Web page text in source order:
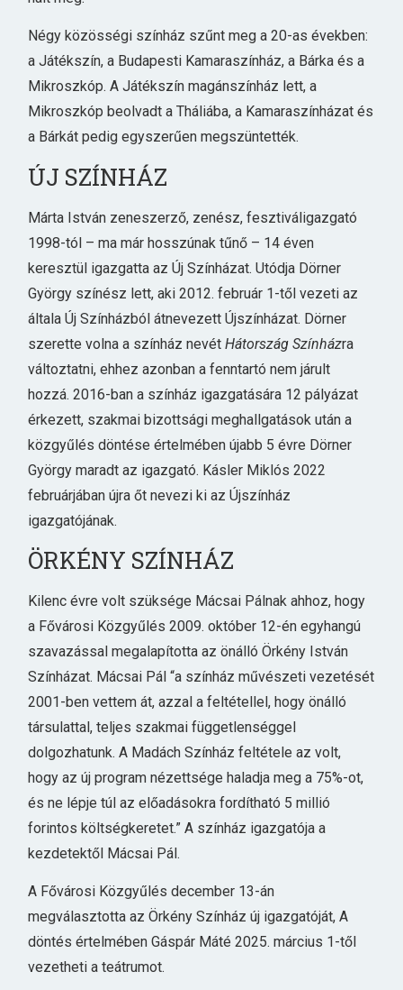
Négy közösségi színház szűnt meg a 20-as években:
a Játékszín, a Budapesti Kamaraszínház, a Bárka és a
Mikroszkóp. A Játékszín magánszínház lett, a
Mikroszkóp beolvadt a Tháliába, a Kamaraszínházat és
a Bárkát pedig egyszerűen megszüntették.
ÚJ SZÍNHÁZ
Márta István zeneszerző, zenész, fesztiváligazgató
1998-tól – ma már hosszúnak tűnő – 14 éven
keresztül igazgatta az Új Színházat. Utódja Dörner
György színész lett, aki 2012. február 1-től vezeti az
általa Új Színházból átnevezett Újszínházat. Dörner
szerette volna a színház nevétHátország Színházra
változtatni, ehhez azonban a fenntartó nem járult
hozzá. 2016-ban a színház igazgatására 12 pályázat
érkezett, szakmai bizottsági meghallgatások után a
közgyűlés döntése értelmében újabb 5 évre Dörner
György maradt az igazgató. Kásler Miklós 2022
februárjában újra őt nevezi ki az Újszínház
igazgatójának.
ÖRKÉNY SZÍNHÁZ
Kilenc évre volt szüksége Mácsai Pálnak ahhoz, hogy
a Fővárosi Közgyűlés 2009. október 12-én egyhangú
szavazással megalapította az önálló Örkény István
Színházat. Mácsai Pál “a színház művészeti vezetését
2001-ben vettem át, azzal a feltétellel, hogy önálló
társulattal, teljes szakmai függetlenséggel
dolgozhatunk. A Madách Színház feltétele az volt,
hogy az új program nézettsége haladja meg a 75%-ot,
és ne lépje túl az előadásokra fordítható 5 millió
forintos költségkeretet.” A színház igazgatója a
kezdetektől Mácsai Pál.
A Fővárosi Közgyűlés december 13-án
megválasztotta az Örkény Színház új igazgatóját, A
döntés értelmében Gáspár Máté 2025. március 1-től
vezetheti a teátrumot.